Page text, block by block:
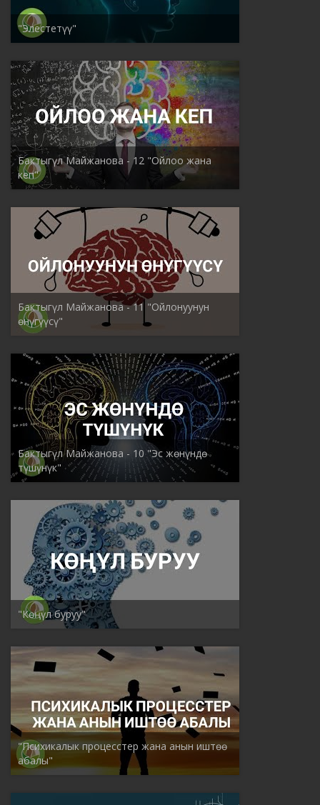
"Элестетүү"
Бактыгүл Майжанова - 12 "Ойлоо жана
кеп"
Бактыгүл Майжанова - 11 "Ойлонуунун
өнүгүүсү"
Бактыгүл Майжанова - 10 "Эс жөнүндө
түшүнүк"
"Көңүл буруу"
"Психикалык процесстер жана анын иштөө
абалы"